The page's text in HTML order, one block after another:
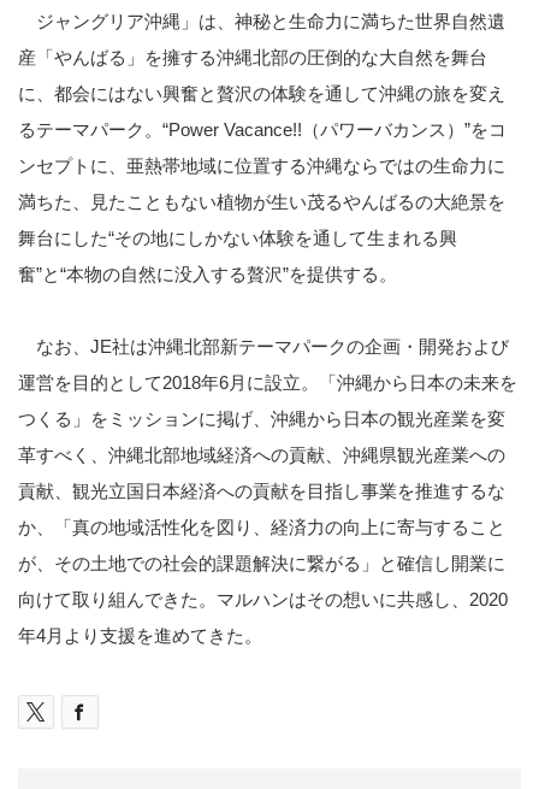
ジャングリア沖縄」は、神秘と生命力に満ちた世界自然遺
産「やんばる」を擁する沖縄北部の圧倒的な大自然を舞台
に、都会にはない興奮と贅沢の体験を通して沖縄の旅を変え
るテーマパーク。 “Power Vacance!! （パワーバカンス） ”をコ
ンセプトに、亜熱帯地域に位置する沖縄ならではの生命力に
満ちた、見たこともない植物が生い茂るやんばるの大絶景を
舞台にした“その地にしかない体験を通して生まれる興
奮”と“本物の自然に没入する贅沢”を提供する。
なお、 JE社は沖縄北部新テーマパークの企画・開発および
運営を目的として2018年6月に設立。「沖縄から日本の未来を
つくる」をミッションに掲げ、沖縄から日本の観光産業を変
革すべく、沖縄北部地域経済への貢献、沖縄県観光産業への
貢献、観光立国日本経済への貢献を目指し事業を推進するな
か、「真の地域活性化を図り、経済力の向上に寄与すること
が、その土地での社会的課題解決に繋がる」と確信し開業に
向けて取り組んできた。マルハンはその想いに共感し、 2020
年4月より支援を進めてきた。